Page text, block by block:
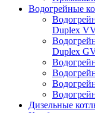
Водогрейные
Duplex
Duplex
Дизельные